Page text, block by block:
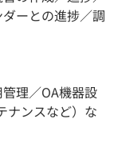
ーとの進捗／調
理／OA機器設
ナンスなど）な